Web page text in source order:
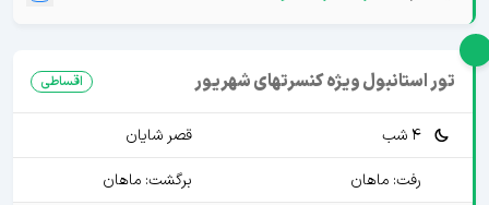
تور استانبول ویژه کنسرتهای شهریور اقساطی
4 شب
قصر شایان
رفت: ماهان
برگشت: ماهان